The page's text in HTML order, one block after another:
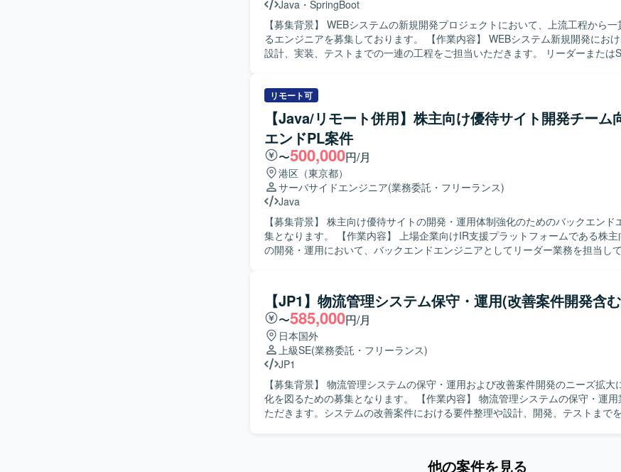
件定義から保守まで幅広い工程を担当するため、上流工程の経験を積みながら、
ラウド、ミドルウェアなど周辺技術にも触れられる環境となっております。 【開発環境】 Java
およびShellを用いた開発環境で、Linux上での運用となっております。Oracle
各種ミドルウェアやジョブ管理ツールを利用したシステム構成となっておりま
Java ・ SpringBoot
【募集背景】 WEBシステムの新規開発プロジェクトにおいて、上流工程から一
るエンジニアを募集しております。 【作業内容】 WEBシステム新規開発における要件定義から
設計、実装、テストまでの一連の工程をご担当いただきます。 リーダーまたは
【ポジションの魅力】 新規開発プロジェクトの上流から参画できるため、要件
スまで一貫して関わることができ、スキルの幅を広げていただけます。 【開発環境】 Javaおよ
びSpringBootを用いたWEBシステム開発環境となります。
リモート可
【Java/リモート併用】株主向け優待サイト開発チーム
エンドPL案件
〜500,000円/月
港区（東京都）
サーバサイドエンジニア(業務委託・フリーランス)
Java
【募集背景】 株主向け優待サイトの開発・運用体制強化のためのバックエンド
集となります。 【作業内容】 上場企業向けIR支援プラットフォームである株主向け優待サイト
の開発・運用において、バックエンドエンジニアとしてリーダー業務を担当し
【求める人物像】 エンドユーザーと円滑にコミュニケーションを取りながら要
方を求めています。技術的な観点とビジネス的な観点の両方を踏まえ、主体的に
進していただける方です。バックエンド領域で培った経験を生かし、メンバーを
とに意欲のある方を歓迎いたします。 【ポジションの魅力】 上場企業向けのIR支援プラットフ
ォームに関わることで、事業インパクトの大きいサービス開発に携わることがで
クエンドの技術力だけでなく、要件定義やレビューなど上流工程やマネジメント
ことができるポジションです。 【開発環境】 Javaを用いたWebアプリケーション開発環境とな
ります。Gitを利用したチーム開発を行っております。クラウド環境としてAWS
用する可能性があります。
【JP1】物流管理システム保守・運用(改善案件開発含
〜585,000円/月
日本国外
上級SE(業務委託・フリーランス)
JP1
【募集背景】 物流管理システムの保守・運用および改善案件開発のニーズ拡大
化を図るための募集となります。 【作業内容】 物流管理システムの保守・運用業務をご担当い
ただきます。システムの改善案件における要件整理や設計、開発、テストまで
いながら、責任感を持って業務を遂行できる方を歓迎します。 【ポジションの魅力】 物流管理
他の案件を見る